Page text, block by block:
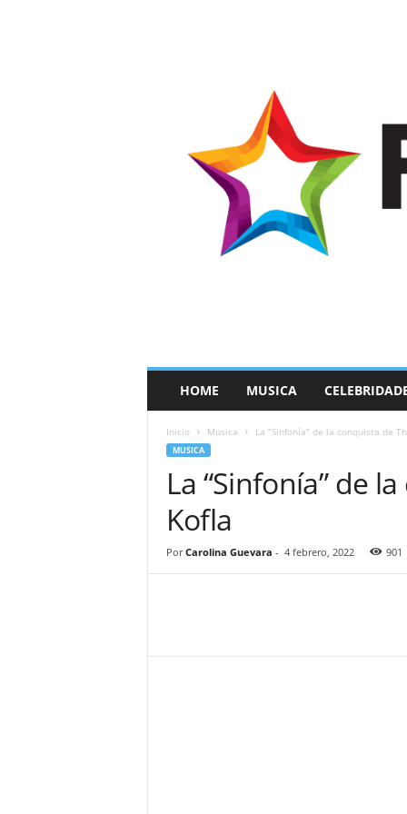
a
HOME MUSICA
Inicio Musica La “Sinfonía” de la conquista de
MUSICA
La “Sinfonía” de
Kofla
Por Carolina Guevara - 4 febrero, 2022 901